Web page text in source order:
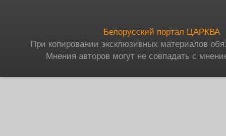
Белорусский портал ЦАРКВА
При копировании эксклюзивных материалов
Мнения авторов могут не совпадать с